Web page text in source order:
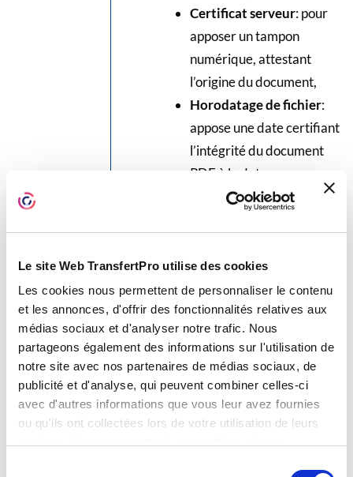
Le site Web TransfertPro utilise des cookies
Les cookies nous permettent de personnaliser le contenu
et les annonces, d'offrir des fonctionnalités relatives aux
médias sociaux et d'analyser notre trafic. Nous
partageons également des informations sur l'utilisation de
notre site avec nos partenaires de médias sociaux, de
publicité et d'analyse, qui peuvent combiner celles-ci
avec d'autres informations que vous leur avez fournies
ou qu'ils ont collectées lors de votre utilisation de leurs
Certificat serveur: pour
apposer un tampon
numérique, attestant
l’origine du document,
Horodatage de fichier:
appose une date certifiant
l’intégrité du document
PDF à la date
d’horodatage.
changements :
Pour apposer l’une des certifications
Dans son espace TBox, clic droit
sur le document PDF voulu
et cliquer surSigner, Horodater
ouCertifier: